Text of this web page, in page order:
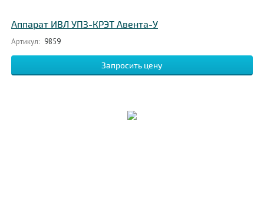
Аппарат ИВЛ УПЗ-КРЭТ Авента-У
Артикул: 9859
Запросить цену